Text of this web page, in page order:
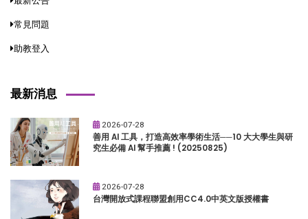
常見問題
助教登入
最新消息
2026-07-28
善用 AI 工具，打造高效率學術生活──10 大大學生與研
究生必備 AI 幫手推薦 ! (20250825)
2026-07-28
台灣開放式課程聯盟創用CC4.0中英文版授權書